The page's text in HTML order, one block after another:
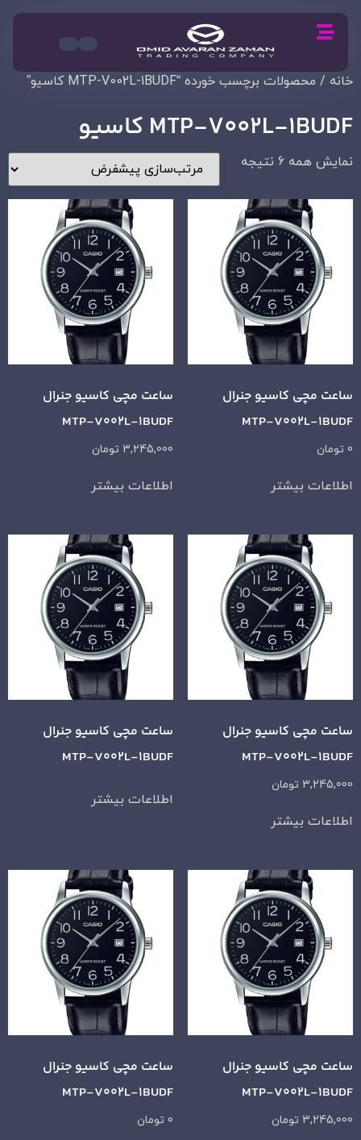
خانه / محصولات برچسب خورده “MTP-V002L-1BUDF کاسیو”
MTP-V002L-1BUDF کاسیو
نمایش همه 6 نتیجه
ساعت مچی کاسیو جنرال
MTP-V002L-1BUDF
0 تومان
اطلاعات بیشتر
ساعت مچی کاسیو جنرال
MTP-V002L-1BUDF
3,245,000 تومان
اطلاعات بیشتر
ساعت مچی کاسیو جنرال
MTP-V002L-1BUDF
3,245,000 تومان
اطلاعات بیشتر
ساعت مچی کاسیو جنرال
MTP-V002L-1BUDF
اطلاعات بیشتر
ساعت مچی کاسیو جنرال
MTP-V002L-1BUDF
3,245,000 تومان
ساعت مچی کاسیو جنرال
MTP-V002L-1BUDF
0 تومان